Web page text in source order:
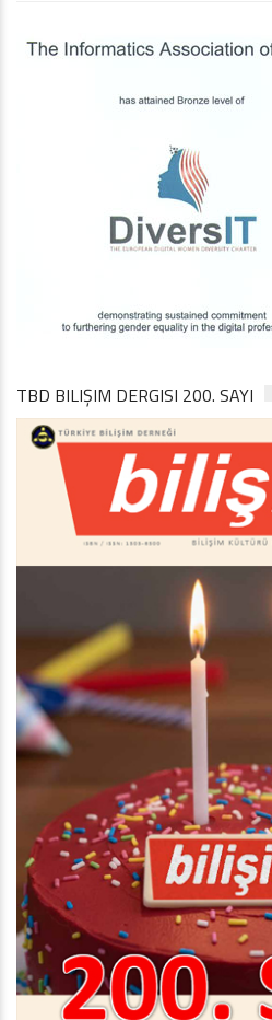
TBD BILIŞIM DERGISI 200. SAYI